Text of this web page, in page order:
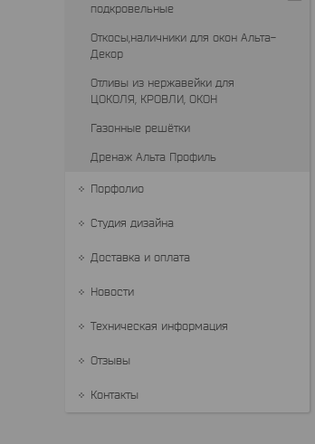
подкровельные
Откосы,наличники для окон Альта-
Декор
Отливы из нержавейки для
ЦОКОЛЯ, КРОВЛИ, ОКОН
Газонные решётки
Дренаж Альта Профиль
Порфолио
Студия дизайна
Доставка и оплата
Новости
Техническая информация
Отзывы
Контакты